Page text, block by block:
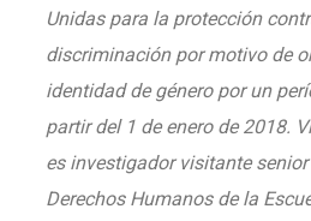
Unidas para la protección
discriminación por motivo de
identidad de género por un
partir del 1 de enero de 2018.
es investigador visitante
Derechos Humanos de la